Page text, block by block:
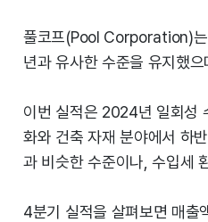
풀코프(Pool Corporation)
년과 유사한 수준을 유지했
이번 실적은 2024년 일회성
화와 건축 자재 분야에서 하
과 비슷한 수준이나, 수입세
4분기 실적을 살펴보면 매